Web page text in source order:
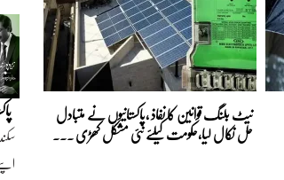
نیٹ بلنگ قوانین کا نفاذ ،پاکستانیوں نے متبادل
حل نکال لیا،حکومت کیلئے نئی مشکل کھڑی ...